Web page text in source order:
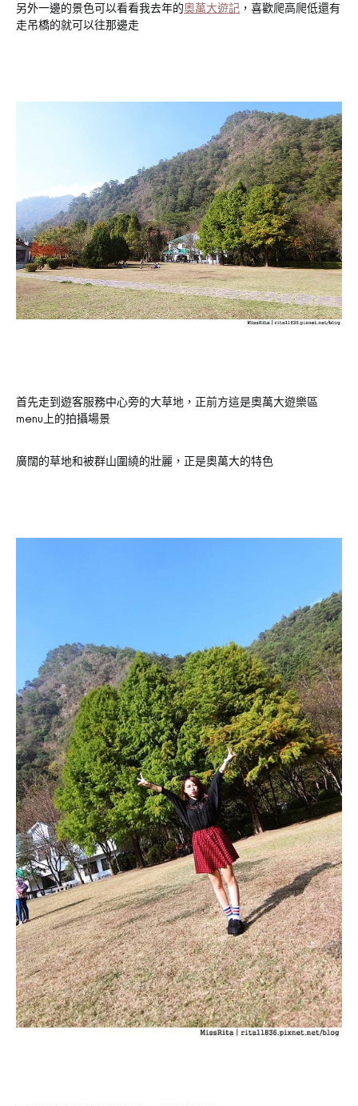
另外一邊的景色可以看看我去年的奧萬大遊記 ，喜歡爬高爬低還有
走吊橋的就可以往那邊走
首先走到遊客服務中心旁的大草地，正前方這是奧萬大遊樂區
menu上的拍攝場景
廣闊的草地和被群山圍繞的壯麗，正是奧萬大的特色